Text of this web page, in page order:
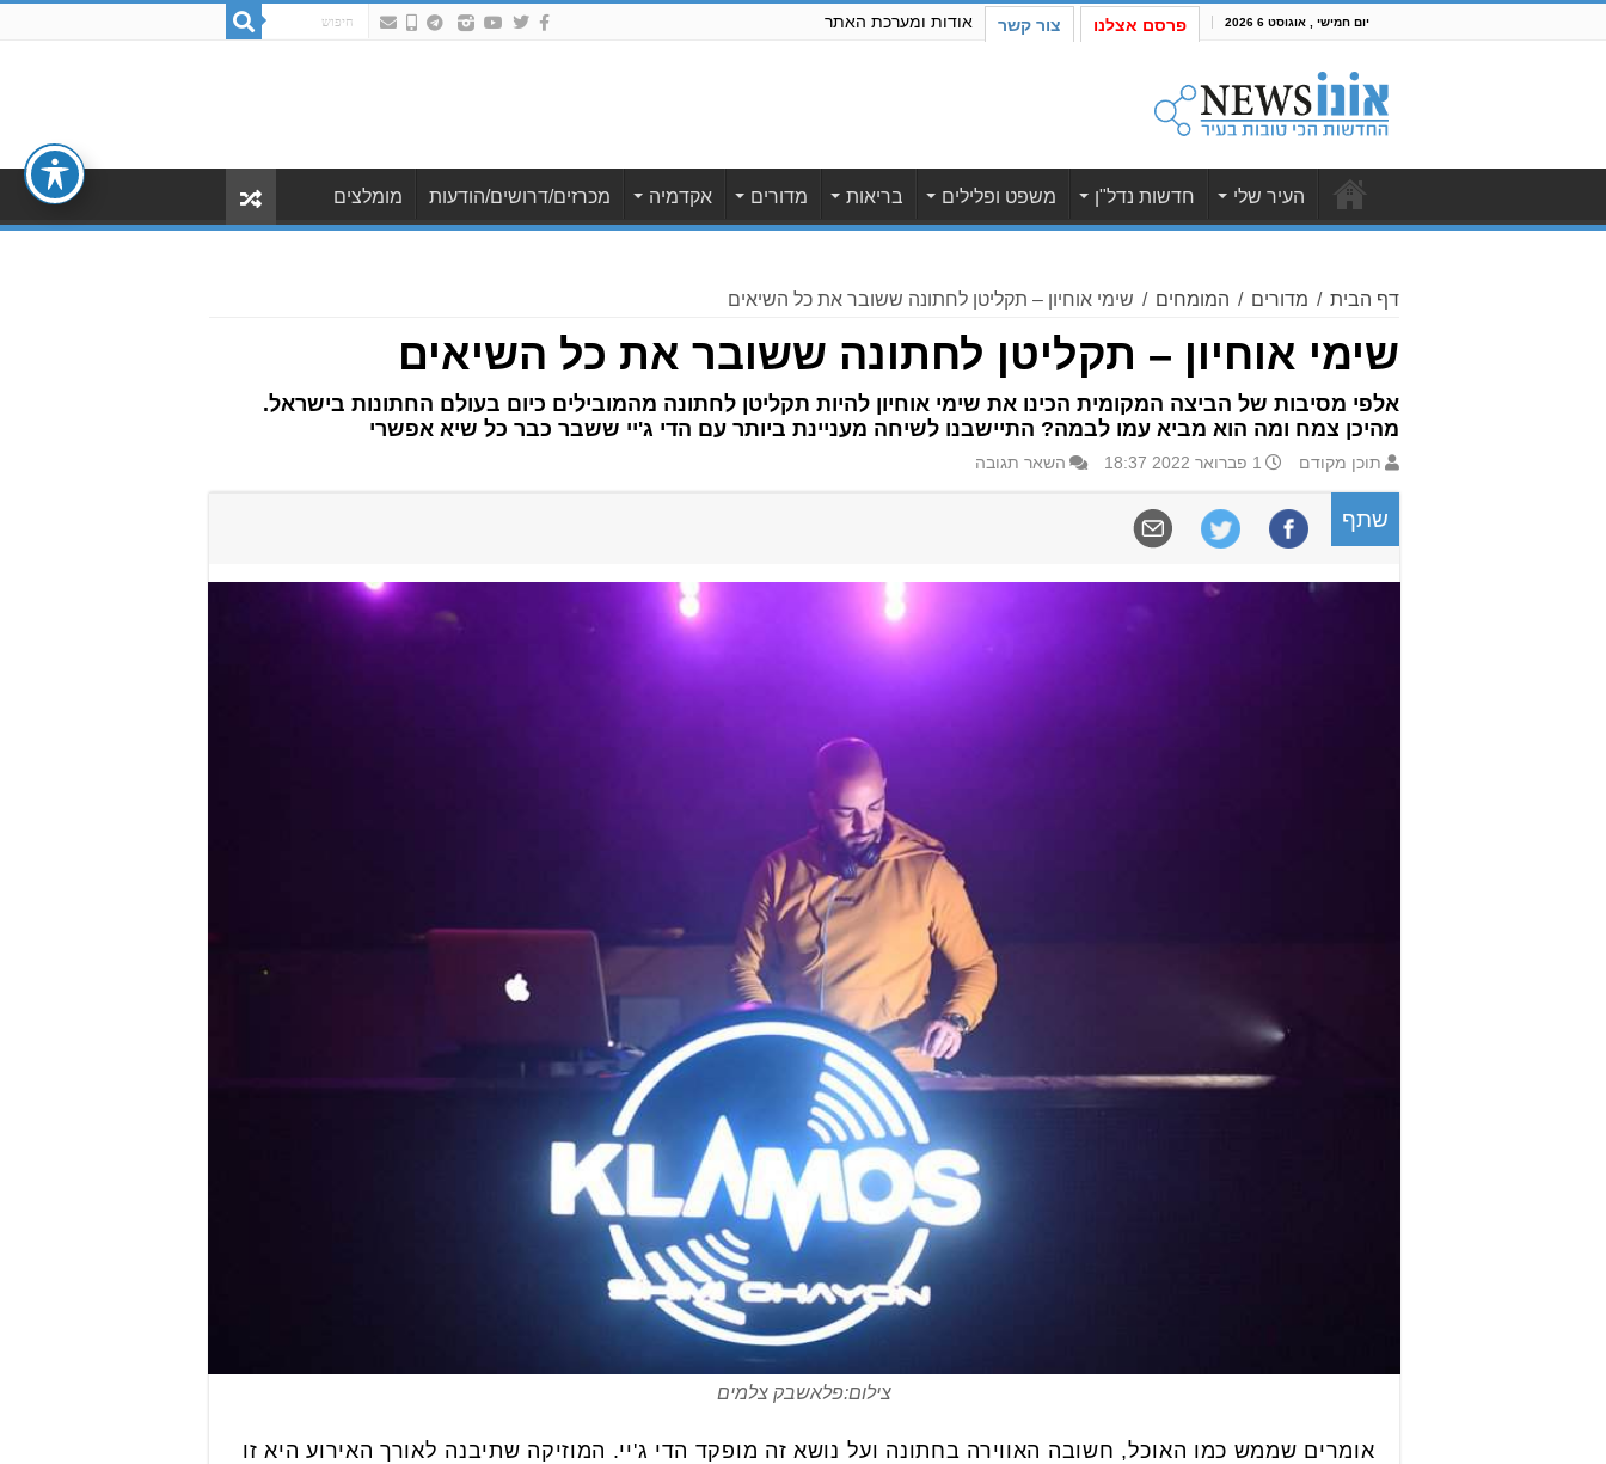
יום חמישי , אוגוסט 6 2026 פרסם אצלנו צור קשר אודות ומערכת האתר
העיר שלי חדשות נדל"ן משפט ופלילים בריאות מדורים אקדמיה מכרזים/דרושים/הודעות מומלצים
דף הבית / מדורים / המומחים / שימי אוחיון – תקליטן לחתונה ששובר את כל השיאים
שימי אוחיון – תקליטן לחתונה ששובר את כל השיאים
אלפי מסיבות של הביצה המקומית הכינו את שימי אוחיון להיות תקליטן לחתונה מהמובילים כיום בעולם החתונות בישראל.
מהיכן צמח ומה הוא מביא עמו לבמה? התיישבנו לשיחה מעניינת ביותר עם הדי ג'יי ששבר כבר כל שיא אפשרי
תוכן מקודם 1 פברואר 2022 18:37 השאר תגובה
שתף
צילום:פלאשבק צלמים
אומרים שממש כמו האוכל, חשובה האווירה בחתונה ועל נושא זה מופקד הדי ג'יי. המוזיקה שתיבנה לאורך האירוע היא זו